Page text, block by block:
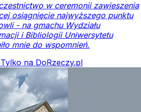
w ceremonii zawieszenia
osiągnięcie najwyższego punktu
- na gmachu Wydziału
i Bibliologii Uniwersytetu
mnie do wspomnień.
Tylko na DoRzeczy.pl